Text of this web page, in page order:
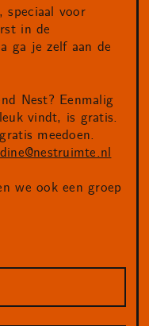
speciaal voor
in de
ga je zelf aan de
Nest? Eenmalig
vindt, is gratis.
meedoen.
we ook een groep